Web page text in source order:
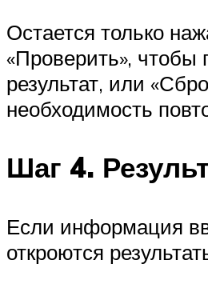
Остается только
«Проверить», чтобы
результат, или
необходимость
Шаг 4.
Если информация
откроются